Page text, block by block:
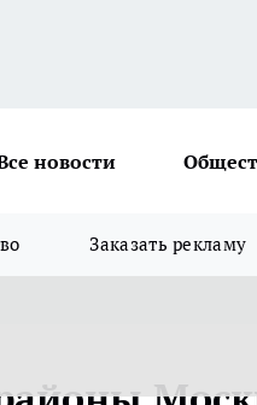
новости
Заказать рекламу